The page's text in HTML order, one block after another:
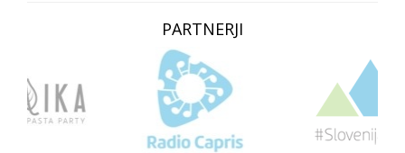
PARTNERJI